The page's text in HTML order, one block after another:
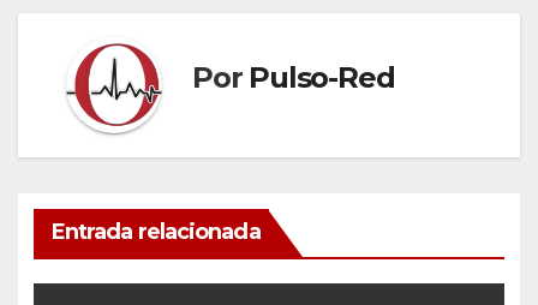
Por Pulso-Red
Entrada relacionada